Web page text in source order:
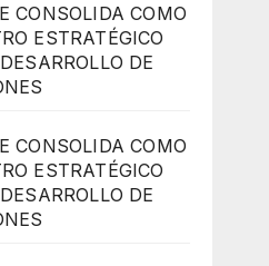
CONSOLIDA COMO
ESTRATÉGICO
DE
CONSOLIDA COMO
ESTRATÉGICO
DE